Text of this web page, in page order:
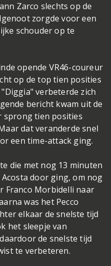
Zarco slechts op de
zorgde voor een
schouder op te
opende VR46-coureur
op de top tien posities
verbeterde zich
bericht kwam uit de
sprong tien posities
dat veranderde snel
een time-attack ging.
die met nog 13 minuten
door ging, om nog
Franco Morbidelli naar
was het Pecco
elkaar de snelste tijd
het sleepje van
de snelste tijd
te verbeteren.